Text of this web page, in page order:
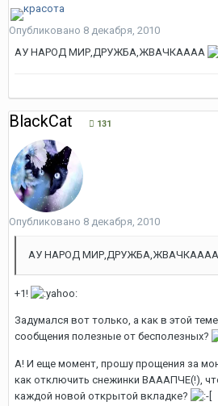
Опубликовано 8 декабря, 2010
АУ НАРОД МИР,ДРУЖБА,ЖВАЧКАААА
BlackCat 131
Опубликовано 8 декабря, 2010
АУ НАРОД МИР,ДРУЖБА,ЖВАЧКАААА
+1!
Задумался вот только, а как в этой
сообщения полезные от бесполезных?
А! И еще момент, прошу прощения за
как отключить снежинки ВАААПЧЕ(!),
каждой новой открытой вкладке?